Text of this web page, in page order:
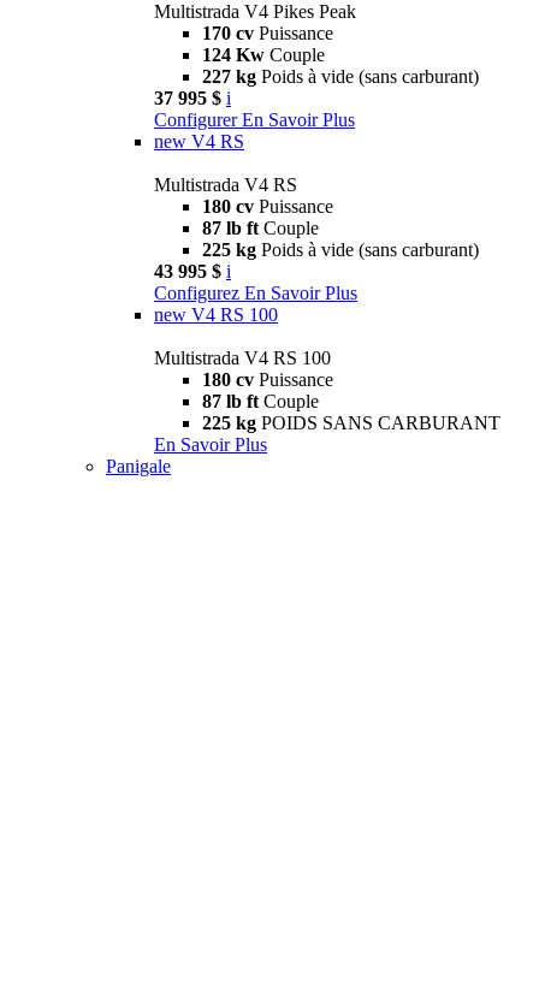
Multistrada V4 Pikes Peak
170 cv Puissance
124 Kw Couple
227 kg Poids à vide (sans carburant)
37 995 $ i
Configurer En Savoir Plus
new V4 RS
Multistrada V4 RS
180 cv Puissance
87 lb ft Couple
225 kg Poids à vide (sans carburant)
43 995 $ i
Configurez En Savoir Plus
new V4 RS 100
Multistrada V4 RS 100
180 cv Puissance
87 lb ft Couple
225 kg POIDS SANS CARBURANT
En Savoir Plus
Panigale